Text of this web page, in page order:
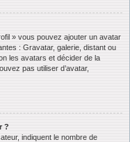
» vous pouvez ajouter un avatar
: Gravatar, galerie, distant ou
les avatars et décider de la
pas utiliser d’avatar,
?
indiquent le nombre de